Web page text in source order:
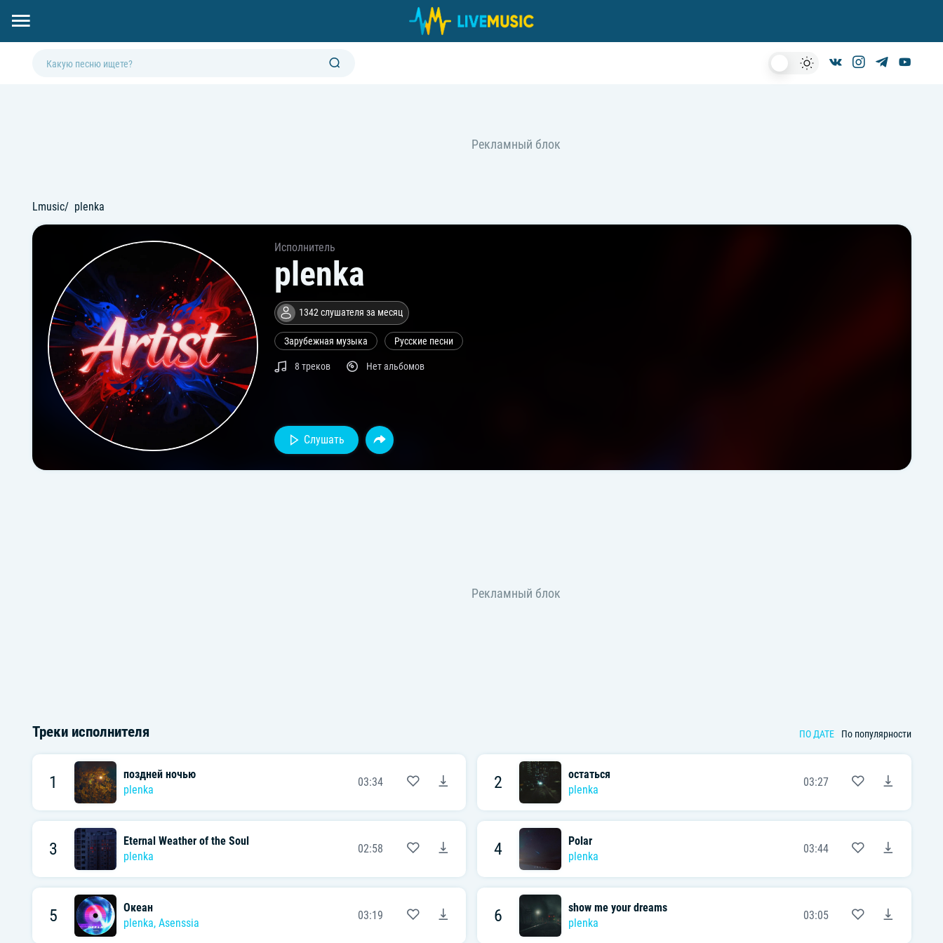
Lmusic plenka
Исполнитель
plenka
1342 слушателя за месяц
Зарубежная музыка Русские песни
8 треков Нет альбомов
Слушать
Треки исполнителя ПО ДАТЕ По популярности
1
поздней ночью
plenka
03:34 2
остаться
plenka
03:27
3
Eternal Weather of the Soul
plenka
02:58 4
Polar
plenka
03:44
5
Океан
plenka, Asenssia
03:19 6
show me your dreams
plenka
03:05